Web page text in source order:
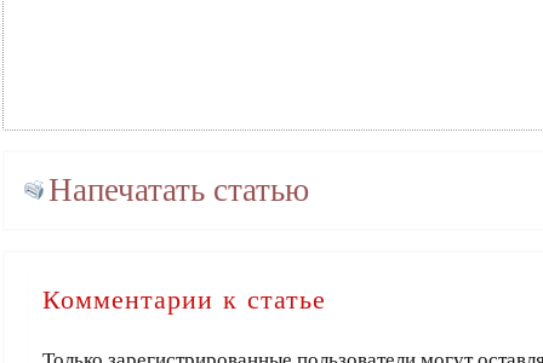
Напечатать статью
Комментарии к статье